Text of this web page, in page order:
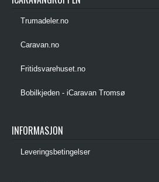
Trumadeler.no
Caravan.no
Fritidsvarehuset.no
Bobilkjeden - iCaravan Tromsø
INFORMASJON
Leveringsbetingelser